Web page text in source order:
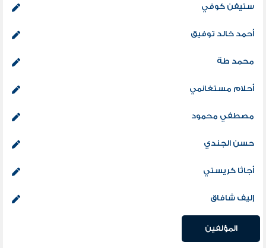
ستيفن كوفي
أحمد خالد توفيق
محمد طة
أحلام مستغانمي
مصطفي محمود
حسن الجندي
أجاثا كريستي
إليف شافاق
المؤلفين